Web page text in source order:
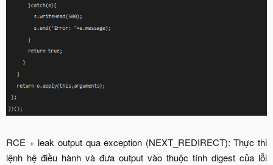
RCE + leak output qua exception (NEXT_REDIRECT): Thực thi
lệnh hệ điều hành và đưa output vào thuộc tính digest của lỗi